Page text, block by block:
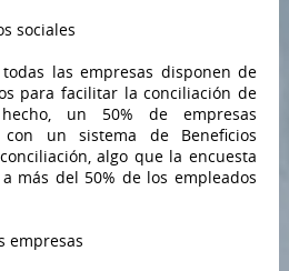
sociales
las empresas disponen de
para facilitar la conciliación de
un 50% de empresas
un sistema de Beneficios
algo que la encuesta
más del 50% de los empleados
empresas